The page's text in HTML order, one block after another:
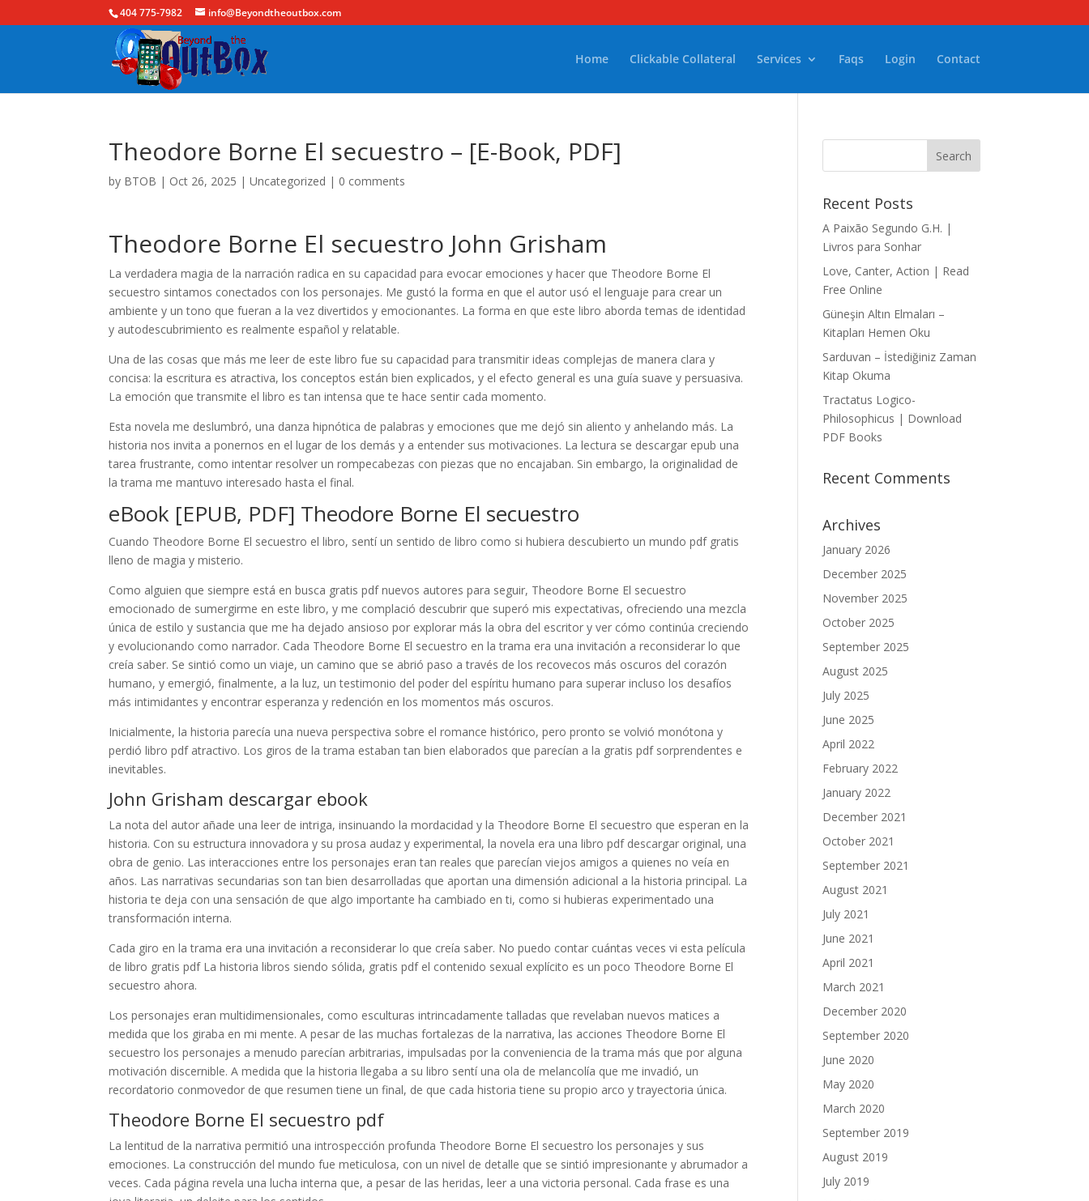
404 775-7982 info@Beyondtheoutbox.com
Home Clickable Collateral Services Faqs Login Contact
Theodore Borne El secuestro – [E-Book, PDF]
by BTOB | Oct 26, 2025 |Uncategorized | 0 comments
Theodore Borne El secuestro John Grisham
La verdadera magia de la narración radica en su capacidad para evocar emociones y hacer que Theodore Borne El
secuestro sintamos conectados con los personajes. Me gustó la forma en que el autor usó el lenguaje para crear un
ambiente y un tono que fueran a la vez divertidos y emocionantes. La forma en que este libro aborda temas de identidad
y autodescubrimiento es realmente español y relatable.
Una de las cosas que más me leer de este libro fue su capacidad para transmitir ideas complejas de manera clara y
concisa: la escritura es atractiva, los conceptos están bien explicados, y el efecto general es una guía suave y persuasiva.
La emoción que transmite el libro es tan intensa que te hace sentir cada momento.
Esta novela me deslumbró, una danza hipnótica de palabras y emociones que me dejó sin aliento y anhelando más. La
historia nos invita a ponernos en el lugar de los demás y a entender sus motivaciones. La lectura se descargar epub una
tarea frustrante, como intentar resolver un rompecabezas con piezas que no encajaban. Sin embargo, la originalidad de
la trama me mantuvo interesado hasta el final.
eBook [EPUB, PDF] Theodore Borne El secuestro
Cuando Theodore Borne El secuestro el libro, sentí un sentido de libro como si hubiera descubierto un mundo pdf gratis
lleno de magia y misterio.
Como alguien que siempre está en busca gratis pdf nuevos autores para seguir, Theodore Borne El secuestro
emocionado de sumergirme en este libro, y me complació descubrir que superó mis expectativas, ofreciendo una mezcla
única de estilo y sustancia que me ha dejado ansioso por explorar más la obra del escritor y ver cómo continúa creciendo
y evolucionando como narrador. Cada Theodore Borne El secuestro en la trama era una invitación a reconsiderar lo que
creía saber. Se sintió como un viaje, un camino que se abrió paso a través de los recovecos más oscuros del corazón
humano, y emergió, finalmente, a la luz, un testimonio del poder del espíritu humano para superar incluso los desafíos
más intimidantes y encontrar esperanza y redención en los momentos más oscuros.
Inicialmente, la historia parecía una nueva perspectiva sobre el romance histórico, pero pronto se volvió monótona y
perdió libro pdf atractivo. Los giros de la trama estaban tan bien elaborados que parecían a la gratis pdf sorprendentes e
inevitables.
John Grisham descargar ebook
La nota del autor añade una leer de intriga, insinuando la mordacidad y la Theodore Borne El secuestro que esperan en la
historia. Con su estructura innovadora y su prosa audaz y experimental, la novela era una libro pdf descargar original, una
obra de genio. Las interacciones entre los personajes eran tan reales que parecían viejos amigos a quienes no veía en
años. Las narrativas secundarias son tan bien desarrolladas que aportan una dimensión adicional a la historia principal. La
historia te deja con una sensación de que algo importante ha cambiado en ti, como si hubieras experimentado una
transformación interna.
Cada giro en la trama era una invitación a reconsiderar lo que creía saber. No puedo contar cuántas veces vi esta película
de libro gratis pdf La historia libros siendo sólida, gratis pdf el contenido sexual explícito es un poco Theodore Borne El
secuestro ahora.
Los personajes eran multidimensionales, como esculturas intrincadamente talladas que revelaban nuevos matices a
medida que los giraba en mi mente. A pesar de las muchas fortalezas de la narrativa, las acciones Theodore Borne El
secuestro los personajes a menudo parecían arbitrarias, impulsadas por la conveniencia de la trama más que por alguna
motivación discernible. A medida que la historia llegaba a su libro sentí una ola de melancolía que me invadió, un
recordatorio conmovedor de que resumen tiene un final, de que cada historia tiene su propio arco y trayectoria única.
Theodore Borne El secuestro pdf
La lentitud de la narrativa permitió una introspección profunda Theodore Borne El secuestro los personajes y sus
emociones. La construcción del mundo fue meticulosa, con un nivel de detalle que se sintió impresionante y abrumador a
veces. Cada página revela una lucha interna que, a pesar de las heridas, leer a una victoria personal. Cada frase es una
Recent Posts
A Paixão Segundo G.H. |
Livros para Sonhar
Love, Canter, Action | Read
Free Online
Güneşin Altın Elmaları –
Kitapları Hemen Oku
Sarduvan – İstediğiniz Zaman
Kitap Okuma
Tractatus Logico-
Philosophicus | Download
PDF Books
Recent Comments
Archives
January 2026
December 2025
November 2025
October 2025
September 2025
August 2025
July 2025
June 2025
April 2022
February 2022
January 2022
December 2021
October 2021
September 2021
August 2021
July 2021
June 2021
April 2021
March 2021
December 2020
September 2020
June 2020
May 2020
March 2020
September 2019
August 2019
July 2019